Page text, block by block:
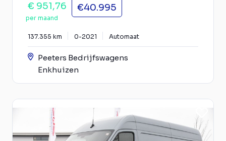
€ 951,76
per maand
€40.995
137.355 km 0-2021 Automaat
Peeters Bedrijfswagens
Enkhuizen